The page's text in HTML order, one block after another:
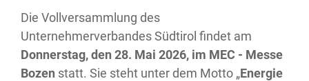
Die Vollversammlung des
Unternehmerverbandes Südtirol findet am
Donnerstag, den 28. Mai 2026, im MEC - Messe
Bozen statt. Sie steht unter dem Motto „Energie